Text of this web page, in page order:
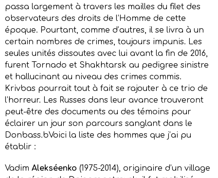
passa largement à travers les mailles du filet des
observateurs des droits de l’Homme de cette
époque. Pourtant, comme d’autres, il se livra à un
certain nombres de crimes, toujours impunis. Les
seules unités dissoutes avec lui avant la fin de 2016,
furent Tornado et Shakhtarsk au pedigree sinistre
et hallucinant au niveau des crimes commis.
Krivbas pourrait tout à fait se rajouter à ce trio de
l’horreur. Les Russes dans leur avance trouveront
peut-être des documents ou des témoins pour
éclairer un jour son parcours sanglant dans le
Donbass.bVoici la liste des hommes que j’ai pu
établir :
Vadim Alekséenko (1975-2014), originaire d’un village